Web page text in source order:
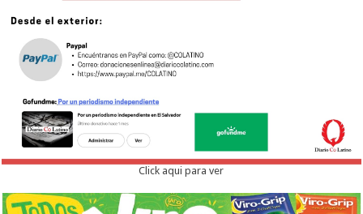
Click aqui para ver